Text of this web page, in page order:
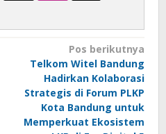
Pos berikutnya
Telkom Witel Bandung
Hadirkan Kolaborasi
Strategis di Forum PLKP
Kota Bandung untuk
Memperkuat Ekosistem